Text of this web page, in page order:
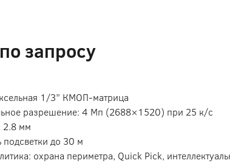
запросу
1/3” КМОП-матрица
разрешение: 4 Мп (2688×1520) при 25 к/с
2.8 мм
подсветки до 30 м
охрана периметра, Quick Pick,